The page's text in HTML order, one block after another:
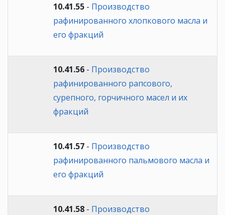
10.41.55 - Производство
рафинированного хлопкового масла и
его фракций
10.41.56 - Производство
рафинированного рапсового,
сурепного, горчичного масел и их
фракций
10.41.57 - Производство
рафинированного пальмового масла и
его фракций
10.41.58 - Производство